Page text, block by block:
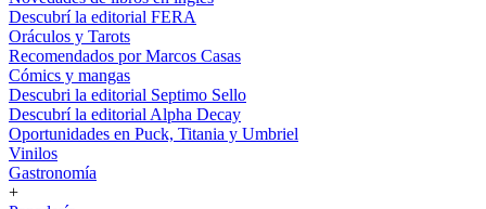
Descubrí la editorial FERA
Oráculos y Tarots
Recomendados por Marcos Casas
Cómics y mangas
Descubri la editorial Septimo Sello
Descubrí la editorial Alpha Decay
Oportunidades en Puck, Titania y Umbriel
Vinilos
Gastronomía
+